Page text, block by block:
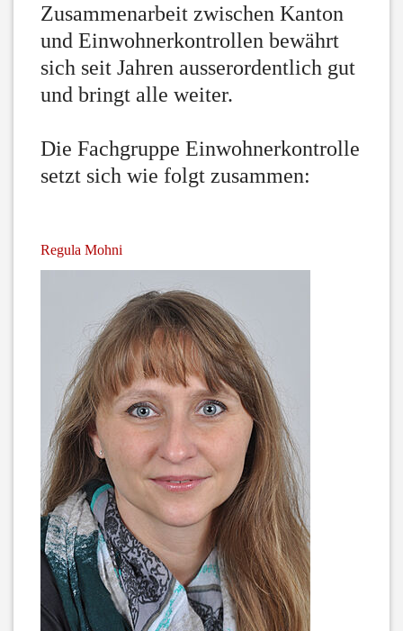
Zusammenarbeit zwischen Kanton
und Einwohnerkontrollen bewährt
sich seit Jahren ausserordentlich gut
und bringt alle weiter.
Die Fachgruppe Einwohnerkontrolle
setzt sich wie folgt zusammen:
Regula Mohni